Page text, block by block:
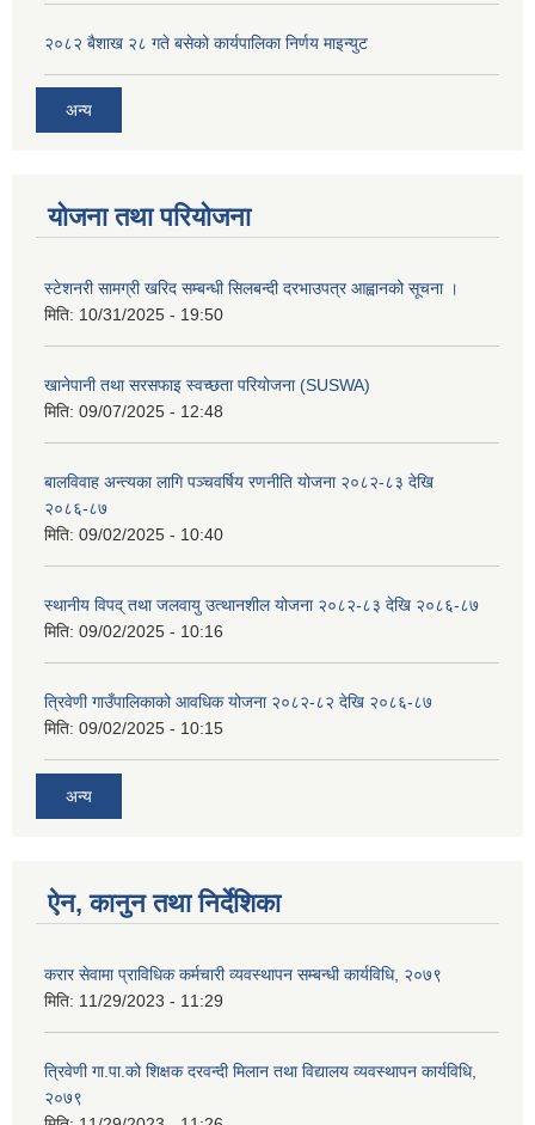
२०८२ बैशाख २८ गते बसेको कार्यपालिका निर्णय माइन्युट
अन्य
योजना तथा परियोजना
स्टेशनरी सामग्री खरिद सम्बन्धी सिलबन्दी दरभाउपत्र आह्वानको सूचना ।
मिति: 10/31/2025 - 19:50
खानेपानी तथा सरसफाइ स्वच्छता परियोजना (SUSWA)
मिति: 09/07/2025 - 12:48
बालविवाह अन्त्यका लागि पञ्चवर्षिय रणनीति योजना २०८२-८३ देखि
२०८६-८७
मिति: 09/02/2025 - 10:40
स्थानीय विपद् तथा जलवायु उत्थानशील योजना २०८२-८३ देखि २०८६-८७
मिति: 09/02/2025 - 10:16
त्रिवेणी गाउँपालिकाको आवधिक योजना २०८२-८२ देखि २०८६-८७
मिति: 09/02/2025 - 10:15
अन्य
ऐन, कानुन तथा निर्देशिका
करार सेवामा प्राविधिक कर्मचारी व्यवस्थापन सम्बन्धी कार्यविधि, २०७९
मिति: 11/29/2023 - 11:29
त्रिवेणी गा.पा.को शिक्षक दरवन्दी मिलान तथा विद्यालय व्यवस्थापन कार्यविधि,
२०७९